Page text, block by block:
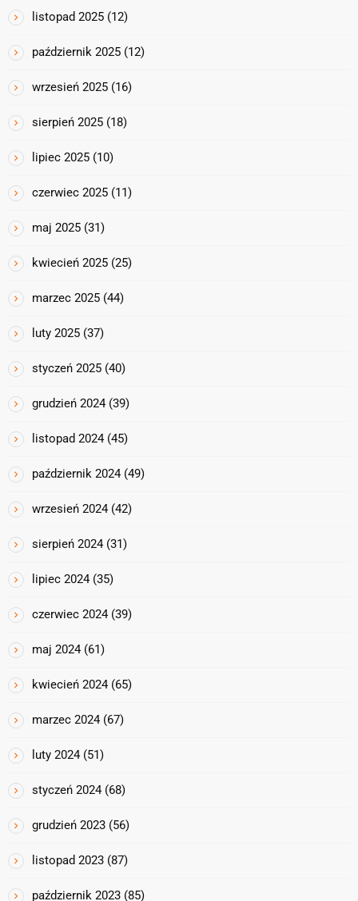
listopad 2025 (12)
październik 2025 (12)
wrzesień 2025 (16)
sierpień 2025 (18)
lipiec 2025 (10)
czerwiec 2025 (11)
maj 2025 (31)
kwiecień 2025 (25)
marzec 2025 (44)
luty 2025 (37)
styczeń 2025 (40)
grudzień 2024 (39)
listopad 2024 (45)
październik 2024 (49)
wrzesień 2024 (42)
sierpień 2024 (31)
lipiec 2024 (35)
czerwiec 2024 (39)
maj 2024 (61)
kwiecień 2024 (65)
marzec 2024 (67)
luty 2024 (51)
styczeń 2024 (68)
grudzień 2023 (56)
listopad 2023 (87)
październik 2023 (85)